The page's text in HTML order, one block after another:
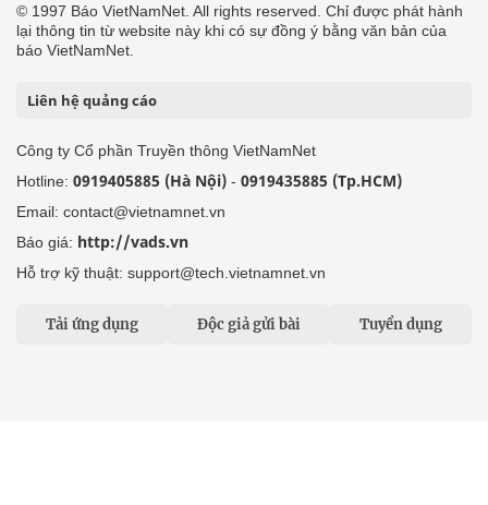
© 1997 Báo VietNamNet. All rights reserved. Chỉ được phát hành
lại thông tin từ website này khi có sự đồng ý bằng văn bản của
báo VietNamNet.
Liên hệ quảng cáo
Công ty Cổ phần Truyền thông VietNamNet
Hotline: 0919405885 (Hà Nội) - 0919435885 (Tp.HCM)
Email: contact@vietnamnet.vn
Báo giá: http://vads.vn
Hỗ trợ kỹ thuật: support@tech.vietnamnet.vn
Tải ứng dụng Độc giả gửi bài Tuyển dụng